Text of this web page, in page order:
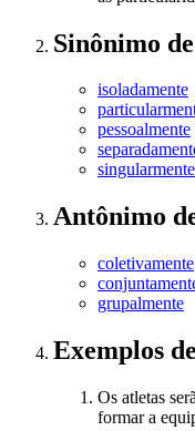
Sinônimo de
isoladamente
pessoalmente
singularmente
Antônimo
coletivamente
grupalmente
Exemplos
Os atletas
formar a